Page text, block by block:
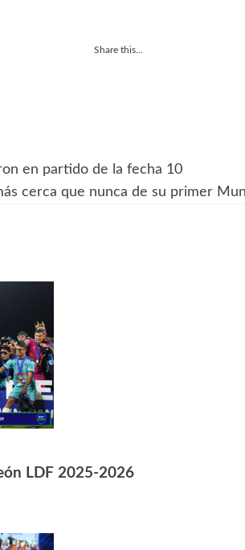
Share this...
en partido de la fecha 10
cerca que nunca de su primer
LDF 2025-2026